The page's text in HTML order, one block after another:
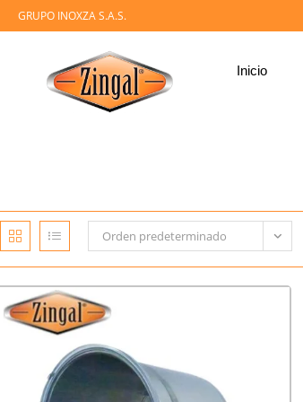
GRUPO INOXZA S.A.S.
Inicio
Orden predeterminado